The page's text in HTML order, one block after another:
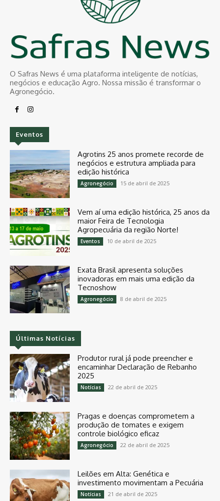
O Safras News é uma plataforma inteligente de notícias,
negócios e educação Agro. Nossa missão é transformar o
Agronegócio.
Eventos
Agrotins 25 anos promete recorde de
negócios e estrutura ampliada para
edição histórica
Agronegócio 15 de abril de 2025
Vem aí uma edição histórica, 25 anos da
maior Feira de Tecnologia
Agropecuária da região Norte!
Eventos 10 de abril de 2025
Exata Brasil apresenta soluções
inovadoras em mais uma edição da
Tecnoshow
Agronegócio 8 de abril de 2025
Últimas Notícias
Produtor rural já pode preencher e
encaminhar Declaração de Rebanho
2025
Notícias 22 de abril de 2025
Pragas e doenças comprometem a
produção de tomates e exigem
controle biológico eficaz
Agronegócio 22 de abril de 2025
Leilões em Alta: Genética e
investimento movimentam a Pecuária
Notícias 21 de abril de 2025